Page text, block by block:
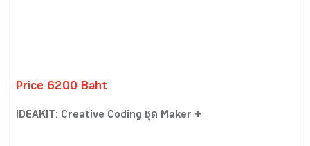
Price 6200 Baht
IDEAKIT: Creative Coding ชุด Maker +